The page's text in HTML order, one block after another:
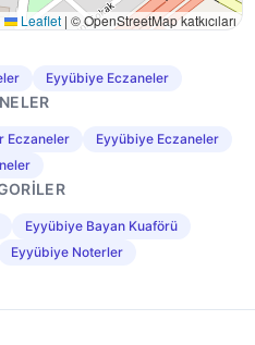
Leaflet | © OpenStreetMap katkıcıları
Eyyübiye Eczaneler
Eczaneler
Eyyübiye Eczaneler
Eyyübiye Bayan Kuaförü
Eyyübiye Noterler